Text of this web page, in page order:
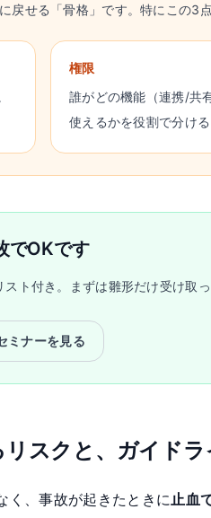
戻せる「骨格」です。特にこの3
権限
誰がどの機能（連携/共
使えるかを役割で分ける
でOKです
ト付き。まずは雛形だけ受け取
ミナーを見る
スクと、ガイド
く、事故が起きたときに止血